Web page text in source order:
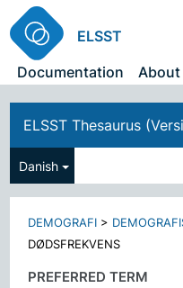
ELSST
Documentation
About
ELSST Thesaurus
Danish
DEMOGRAFI >
DØDSFREKVENS
PREFERRED TERM